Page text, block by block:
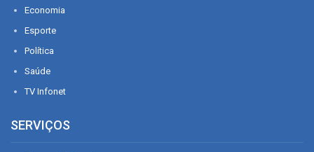
Economia
Esporte
Política
Saúde
TV Infonet
SERVIÇOS